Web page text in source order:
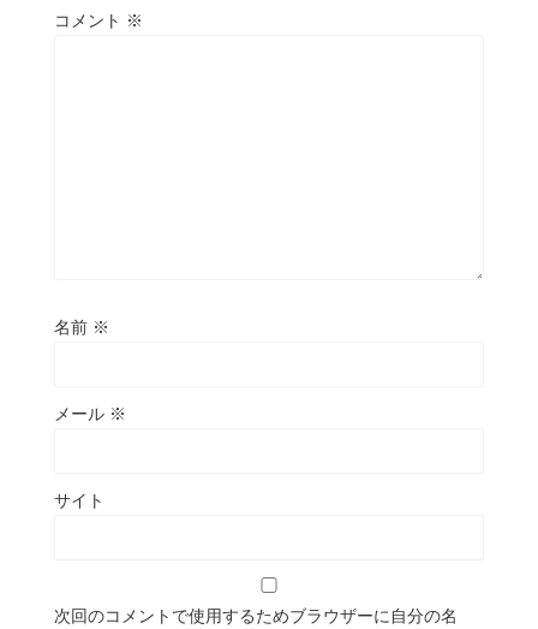
コメント ※
名前 ※
メール ※
サイト
次回のコメントで使用するためブラウザーに自分の名